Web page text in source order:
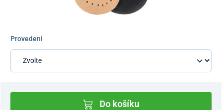
Provedení
Do košíku